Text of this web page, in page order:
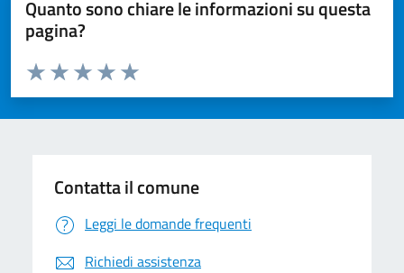
Quanto sono chiare le informazioni su questa
pagina?
Valuta da 1 a 5 stelle la pagina
Valuta 5 stelle su 5
Valuta 4 stelle su 5
Valuta 3 stelle su 5
Valuta 2 stelle su 5
Valuta 1 stelle su 5
Contatta il comune
Leggi le domande frequenti
Richiedi assistenza